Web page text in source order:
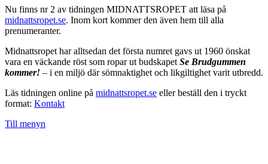
Nu finns nr 2 av tidningen MIDNATTSROPET att läsa på
midnattsropet.se. Inom kort kommer den även hem till alla
prenumeranter.
Midnattsropet har alltsedan det första numret gavs ut 1960 önskat
vara en väckande röst som ropar ut budskapet Se Brudgummen
kommer! – i en miljö där sömnaktighet och likgiltighet varit utbredd.
Läs tidningen online på midnattsropet.se eller beställ den i tryckt
format: Kontakt
Till menyn